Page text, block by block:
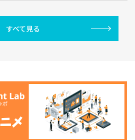
すべて見る